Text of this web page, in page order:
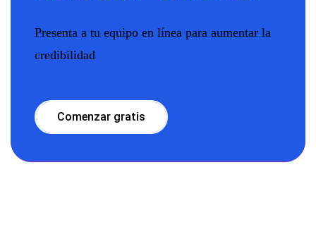
Presenta a tu equipo en línea para aumentar la
credibilidad
Comenzar gratis